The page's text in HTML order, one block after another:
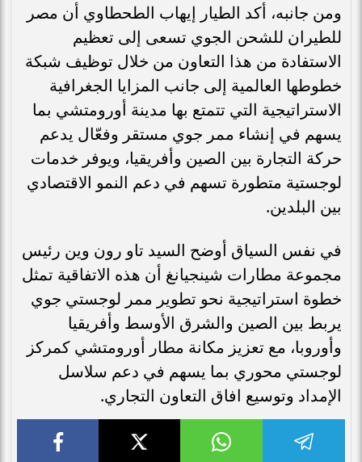
ومن جانبه، أكد الطيار إيهاب الطحطاوي أن مصر
للطيران للشحن الجوي تسعى إلى تعظيم
الاستفادة من هذا التعاون من خلال توظيف شبكة
خطوطها العالمية إلى جانب المزايا الجغرافية
الاستراتيجية التي تتمتع بها مدينة أورومتشي بما
يسهم في إنشاء ممر جوي مستقر وفعّال يدعم
حركة التجارة بين الصين وأفريقيا، ويوفر خدمات
لوجستية متطورة تسهم في دعم النمو الاقتصادي
بين البلدين.
في نفس السياق أوضح السيد تاو رون وين رئيس
مجموعة مطارات شينجيانغ أن هذه الاتفاقية تمثل
خطوة استراتيجية نحو تطوير ممر لوجستي جوي
يربط بين الصين والشرق الأوسط وأفريقيا
وأوروبا، مع تعزيز مكانة مطار أورومتشي كمركز
لوجستي محوري بما يسهم في دعم سلاسل
الإمداد وتوسيع افاق التعاون التجاري.